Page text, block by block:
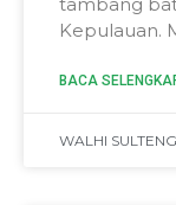
Kepulauan.
BACA
WALHI SULTENG